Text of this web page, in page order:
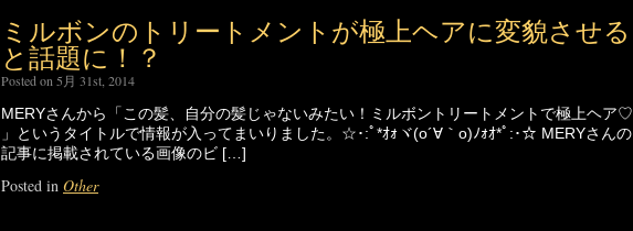
ミルボンのトリートメントが極上ヘアに変貌させる
と話題に！？
Posted on 5月 31st, 2014
MERYさんから「この髪、自分の髪じゃないみたい！ミルボントリートメントで極上ヘア♡
」というタイトルで情報が入ってまいりました。☆･:ﾟ*ｵｫヾ(o´∀｀o)ﾉｫｵ*ﾟ:･☆ MERYさんの
記事に掲載されている画像のビ […]
Posted in Other